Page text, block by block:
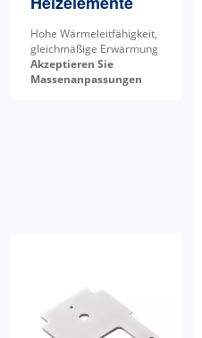
Hohe Wärmeleitfähigkeit,
gleichmäßige Erwärmung
Akzeptieren Sie
Massenanpassungen